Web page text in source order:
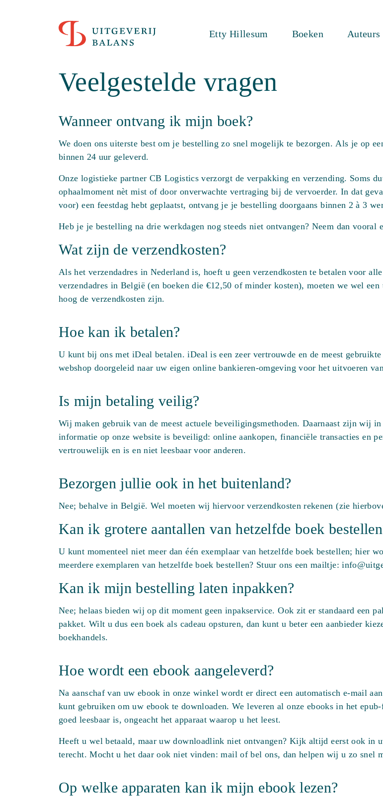
Etty Hillesum Boeken Auteurs
Veelgestelde vragen
Wanneer ontvang ik mijn boek?
We doen ons uiterste best om je bestelling zo snel mogelijk te bezorgen. Als je op
binnen 24 uur geleverd.
Onze logistieke partner CB Logistics verzorgt de verpakking en verzending. Soms
ophaalmoment nèt mist of door onverwachte vertraging bij de vervoerder. In dat
voor) een feestdag hebt geplaatst, ontvang je je bestelling doorgaans binnen 2 à 3
Heb je je bestelling na drie werkdagen nog steeds niet ontvangen? Neem dan
Wat zijn de verzendkosten?
Als het verzendadres in Nederland is, hoeft u geen verzendkosten te betalen voor
verzendadres in België (en boeken die €12,50 of minder kosten), moeten we wel
hoog de verzendkosten zijn.
Hoe kan ik betalen?
U kunt bij ons met iDeal betalen. iDeal is een zeer vertrouwde en de meest
webshop doorgeleid naar uw eigen online bankieren-omgeving voor het uitvoeren
Is mijn betaling veilig?
Wij maken gebruik van de meest actuele beveiligingsmethoden. Daarnaast zijn wij
informatie op onze website is beveiligd: online aankopen, financiële transacties en
vertrouwelijk en is en niet leesbaar voor anderen.
Bezorgen jullie ook in het buitenland?
Nee; behalve in België. Wel moeten wij hiervoor verzendkosten rekenen (zie
Kan ik grotere aantallen van hetzelfde boek
U kunt momenteel niet meer dan één exemplaar van hetzelfde boek bestellen; hier
meerdere exemplaren van hetzelfde boek bestellen? Stuur ons een mailtje:
Kan ik mijn bestelling laten inpakken?
Nee; helaas bieden wij op dit moment geen inpakservice. Ook zit er standaard een
pakket. Wilt u dus een boek als cadeau opsturen, dan kunt u beter een aanbieder
boekhandels.
Hoe wordt een ebook aangeleverd?
Na aanschaf van uw ebook in onze winkel wordt er direct een automatisch e-mail
kunt gebruiken om uw ebook te downloaden. We leveren al onze ebooks in het
goed leesbaar is, ongeacht het apparaat waarop u het leest.
Heeft u wel betaald, maar uw downloadlink niet ontvangen? Kijk altijd eerst ook in
terecht. Mocht u het daar ook niet vinden: mail of bel ons, dan helpen wij u zo snel
Op welke apparaten kan ik mijn ebook lezen?